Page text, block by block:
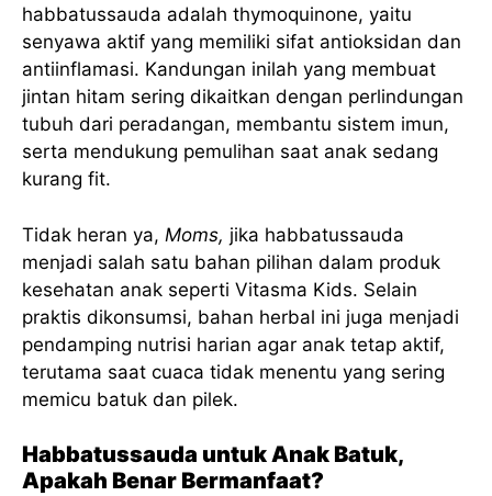
habbatussauda adalah thymoquinone, yaitu
senyawa aktif yang memiliki sifat antioksidan dan
antiinflamasi. Kandungan inilah yang membuat
jintan hitam sering dikaitkan dengan perlindungan
tubuh dari peradangan, membantu sistem imun,
serta mendukung pemulihan saat anak sedang
kurang fit.
Tidak heran ya, Moms, jika habbatussauda
menjadi salah satu bahan pilihan dalam produk
kesehatan anak seperti Vitasma Kids. Selain
praktis dikonsumsi, bahan herbal ini juga menjadi
pendamping nutrisi harian agar anak tetap aktif,
terutama saat cuaca tidak menentu yang sering
memicu batuk dan pilek.
Habbatussauda untuk Anak Batuk,
Apakah Benar Bermanfaat?